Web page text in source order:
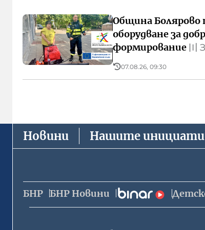
Община Болярово
оборудване за
формирование 〣
07.08.26, 09:30
Новини Нашите
БНР БНР Новини